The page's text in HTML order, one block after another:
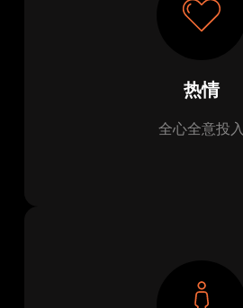
热情
全心全意投入